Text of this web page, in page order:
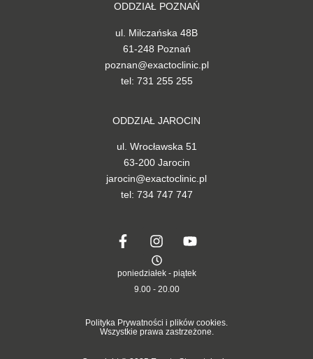
ODDZIAŁ POZNAŃ
ul. Milczańska 48B
61-248 Poznań
poznan@exactoclinic.pl
tel: 731 255 255
ODDZIAŁ JAROCIN
ul. Wrocławska 51
63-200 Jarocin
jarocin@exactoclinic.pl
tel: 734 747 747
poniedziałek - piątek
9.00 - 20.00
Polityka Prywatności i plików cookies.
Wszystkie prawa zastrzeżone.